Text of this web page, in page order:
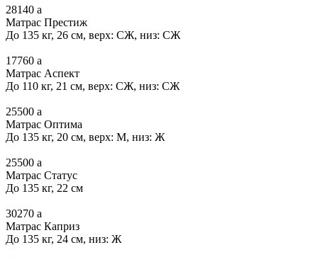
28140 a
Матрас Престиж
До 135 кг, 26 см, верх: СЖ, низ: СЖ
17760 a
Матрас Аспект
До 110 кг, 21 см, верх: СЖ, низ: СЖ
25500 a
Матрас Оптима
До 135 кг, 20 см, верх: М, низ: Ж
25500 a
Матрас Статус
До 135 кг, 22 см
30270 a
Матрас Каприз
До 135 кг, 24 см, низ: Ж